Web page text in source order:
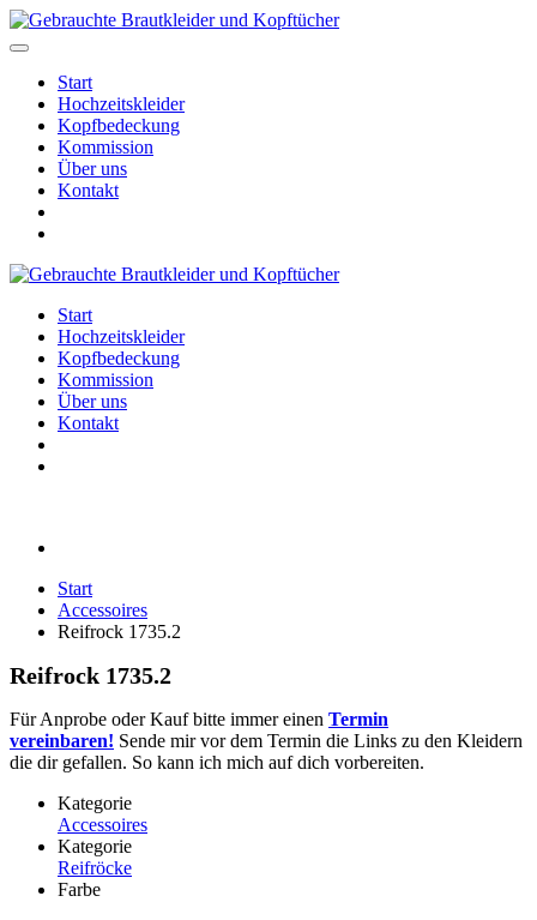
Start
Hochzeitskleider
Kopfbedeckung
Kommission
Über uns
Kontakt
Start
Hochzeitskleider
Kopfbedeckung
Kommission
Über uns
Kontakt
Start
Accessoires
Reifrock 1735.2
Reifrock 1735.2
Für Anprobe oder Kauf bitte immer einen Termin
vereinbaren! Sende mir vor dem Termin die Links zu den Kleidern
die dir gefallen. So kann ich mich auf dich vorbereiten.
Kategorie
Accessoires
Kategorie
Reifröcke
Farbe